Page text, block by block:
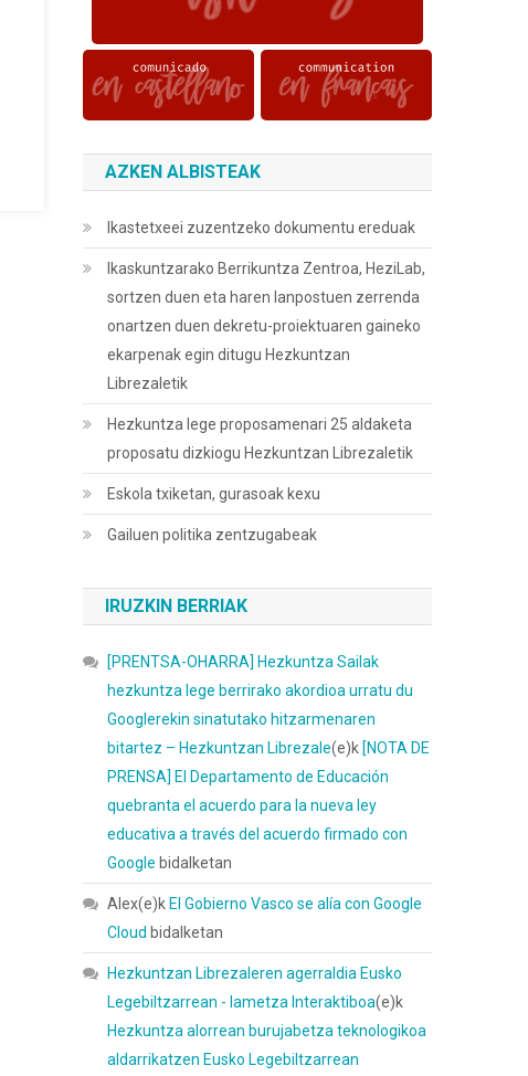
AZKEN ALBISTEAK
Ikastetxeei zuzentzeko dokumentu ereduak
Ikaskuntzarako Berrikuntza Zentroa, HeziLab,
sortzen duen eta haren lanpostuen zerrenda
onartzen duen dekretu-proiektuaren gaineko
ekarpenak egin ditugu Hezkuntzan
Librezaletik
Hezkuntza lege proposamenari 25 aldaketa
proposatu dizkiogu Hezkuntzan Librezaletik
Eskola txiketan, gurasoak kexu
Gailuen politika zentzugabeak
IRUZKIN BERRIAK
[PRENTSA-OHARRA] Hezkuntza Sailak
hezkuntza lege berrirako akordioa urratu du
Googlerekin sinatutako hitzarmenaren
bitartez – Hezkuntzan Librezale(e)k [NOTA DE
PRENSA] El Departamento de Educación
quebranta el acuerdo para la nueva ley
educativa a través del acuerdo firmado con
Google bidalketan
Alex(e)k El Gobierno Vasco se alía con Google
Cloud bidalketan
Hezkuntzan Librezaleren agerraldia Eusko
Legebiltzarrean - Iametza Interaktiboa(e)k
Hezkuntza alorrean burujabetza teknologikoa
aldarrikatzen Eusko Legebiltzarrean